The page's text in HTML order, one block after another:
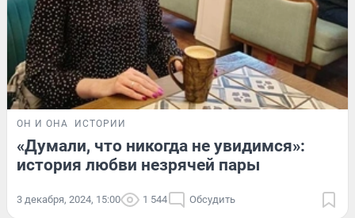
ОН И ОНА ИСТОРИИ
«Думали, что никогда не увидимся»:
история любви незрячей пары
3 декабря, 2024, 15:00 1 544 Обсудить